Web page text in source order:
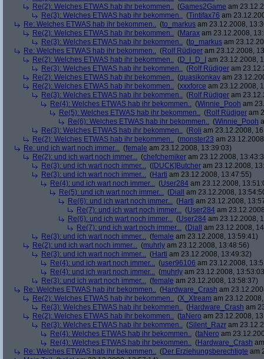
Re(2): Welches ETWAS hab ihr bekommen.. (Games2Game am
Re(3): Welches ETWAS hab ihr bekommen.. (Tintifax76 am
Re: Welches ETWAS hab ihr bekommen.. (to_markus am 23.12.2008,
Re(2): Welches ETWAS hab ihr bekommen.. (Marax am 23.12.2008,
Re(3): Welches ETWAS hab ihr bekommen.. (to_markus am
Re: Welches ETWAS hab ihr bekommen.. (Rolf Rüdiger am 23.12.2008,
Re(2): Welches ETWAS hab ihr bekommen.. (D_I_D_I
am 23.12.2008,
Re(3): Welches ETWAS hab ihr bekommen.. (Rolf Rüdiger am
Re(2): Welches ETWAS hab ihr bekommen.. (quasikonkav am
Re(2): Welches ETWAS hab ihr bekommen.. (xxxforce am 23.12.2008,
Re(3): Welches ETWAS hab ihr bekommen.. (Rolf Rüdiger am
Re(4): Welches ETWAS hab ihr bekommen.. (Winnie_Pooh am
Re(5): Welches ETWAS hab ihr bekommen.. (Rolf Rüdiger am
Re(6): Welches ETWAS hab ihr bekommen.. (Winnie_Pooh
Re(3): Welches ETWAS hab ihr bekommen.. (Roli am 23.12.2008,
Re(2): Welches ETWAS hab ihr bekommen.. (monster23 am
Re: und ich wart noch immer... (female am 23.12.2008, 13:39:03)
Re(2): und ich wart noch immer... (chefchemiker am 23.12.2008,
Re(3): und ich wart noch immer... ([DUCK]Butcher am 23.12.2008,
Re(3): und ich wart noch immer... (Harti am 23.12.2008, 13:47:55)
Re(4): und ich wart noch immer... (User284 am 23.12.2008,
Re(5): und ich wart noch immer... (Diall
am 23.12.2008,
Re(6): und ich wart noch immer... (Harti am 23.12.2008,
Re(7): und ich wart noch immer... (User284 am
Re(6): und ich wart noch immer... (User284 am 23.12.2008,
Re(7): und ich wart noch immer... (Diall
am 23.12.2008,
Re(3): und ich wart noch immer... (female am 23.12.2008, 13:59:41)
Re(2): und ich wart noch immer... (muhrly am 23.12.2008, 13:48:56)
Re(3): und ich wart noch immer... (Harti am 23.12.2008, 13:49:32)
Re(4): und ich wart noch immer... (user96106 am 23.12.2008,
Re(4): und ich wart noch immer... (muhrly am 23.12.2008,
Re(3): und ich wart noch immer... (female am 23.12.2008, 13:58:37)
Re: Welches ETWAS hab ihr bekommen.. (Hardware_Crash am
Re(2): Welches ETWAS hab ihr bekommen.. (X_Xtream am
Re(3): Welches ETWAS hab ihr bekommen.. (Hardware_Crash am
Re(2): Welches ETWAS hab ihr bekommen.. (taNero am 23.12.2008,
Re(3): Welches ETWAS hab ihr bekommen.. (Silent_Razr am
Re(4): Welches ETWAS hab ihr bekommen.. (taNero am
Re(4): Welches ETWAS hab ihr bekommen.. (Hardware_Crash
Re: Welches ETWAS hab ihr bekommen.. (Der Erziehungsberechtigte am